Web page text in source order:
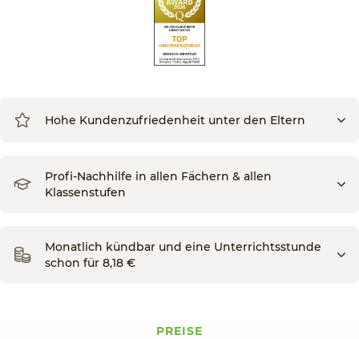
Hohe Kundenzufriedenheit unter den Eltern
Profi-Nachhilfe in allen Fächern & allen
Klassenstufen
Monatlich kündbar und eine Unterrichtsstunde
schon für 8,18 €
PREISE